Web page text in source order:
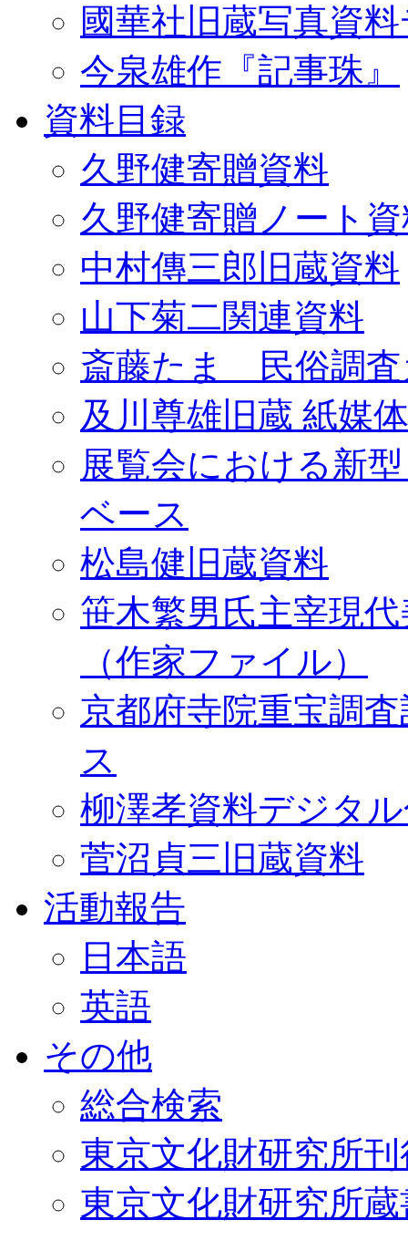
國華社旧蔵写真資
今泉雄作『記事珠』
資料目録
久野健寄贈資料
久野健寄贈ノート
中村傳三郎旧蔵資料
山下菊二関連資料
斎藤たま 民俗調査
及川尊雄旧蔵 紙媒
展覧会における新
ベース
松島健旧蔵資料
笹木繁男氏主宰現
（作家ファイル）
京都府寺院重宝調
ス
柳澤孝資料デジタ
菅沼貞三旧蔵資料
活動報告
日本語
英語
その他
総合検索
東京文化財研究所
東京文化財研究所